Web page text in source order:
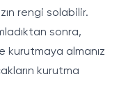
rengi solabilir.
sonra,
kurutmaya almanız
kurutma